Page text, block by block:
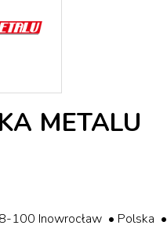
METALU
100 Inowrocław • Polska •